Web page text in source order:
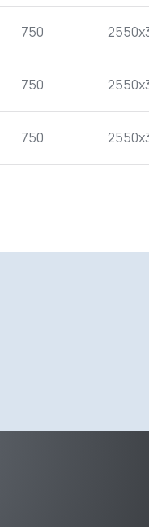
750
750
750